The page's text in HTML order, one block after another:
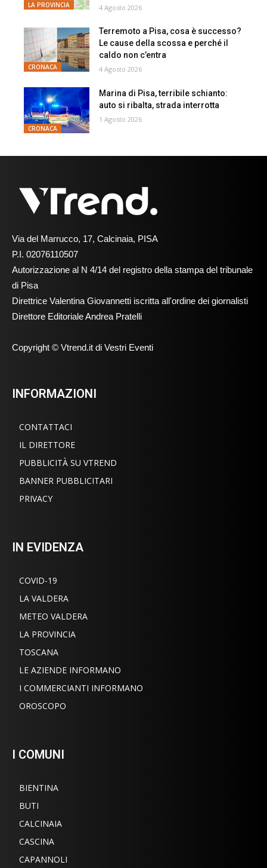
LA PROVINCIA 4 Agosto 2026
CRONACA
Terremoto a Pisa, cosa è successo?
Le cause della scossa e perché il
caldo non c’entra
4 Agosto 2026
CRONACA
Marina di Pisa, terribile schianto:
auto si ribalta, strada interrotta
1 Agosto 2026
Via del Marrucco, 17, Calcinaia, PISA
P.I. 02076110507
Autorizzazione al N 4/14 del registro della stampa del tribunale
di Pisa
Direttrice Valentina Giovannetti iscritta all'ordine dei giornalisti
Direttore Editoriale Andrea Pratelli
Copyright © Vtrend.it di Vestri Eventi
INFORMAZIONI
CONTATTACI
IL DIRETTORE
PUBBLICITÀ SU VTREND
BANNER PUBBLICITARI
PRIVACY
IN EVIDENZA
COVID-19
LA VALDERA
METEO VALDERA
LA PROVINCIA
TOSCANA
LE AZIENDE INFORMANO
I COMMERCIANTI INFORMANO
OROSCOPO
I COMUNI
BIENTINA
BUTI
CALCINAIA
CASCINA
CAPANNOLI